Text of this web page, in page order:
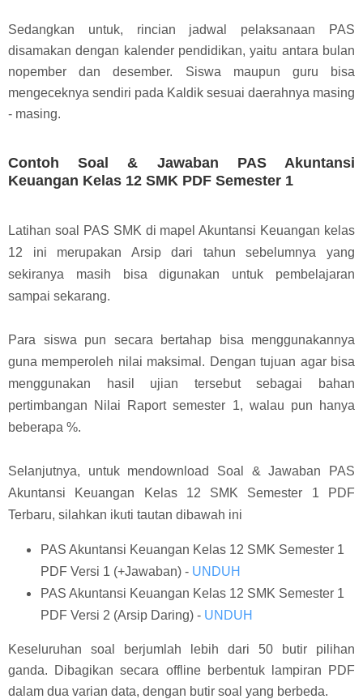
Sedangkan untuk, rincian jadwal pelaksanaan PAS
disamakan dengan kalender pendidikan, yaitu antara bulan
nopember dan desember. Siswa maupun guru bisa
mengeceknya sendiri pada Kaldik sesuai daerahnya masing
- masing.
Contoh Soal & Jawaban PAS Akuntansi
Keuangan Kelas 12 SMK PDF Semester 1
Latihan soal PAS SMK di mapel Akuntansi Keuangan kelas
12 ini merupakan Arsip dari tahun sebelumnya yang
sekiranya masih bisa digunakan untuk pembelajaran
sampai sekarang.
Para siswa pun secara bertahap bisa menggunakannya
guna memperoleh nilai maksimal. Dengan tujuan agar bisa
menggunakan hasil ujian tersebut sebagai bahan
pertimbangan Nilai Raport semester 1, walau pun hanya
beberapa %.
Selanjutnya, untuk mendownload Soal & Jawaban PAS
Akuntansi Keuangan Kelas 12 SMK Semester 1 PDF
Terbaru, silahkan ikuti tautan dibawah ini
PAS Akuntansi Keuangan Kelas 12 SMK Semester 1
PDF Versi 1 (+Jawaban) - UNDUH
PAS Akuntansi Keuangan Kelas 12 SMK Semester 1
PDF Versi 2 (Arsip Daring) - UNDUH
Keseluruhan soal berjumlah lebih dari 50 butir pilihan
ganda. Dibagikan secara offline berbentuk lampiran PDF
dalam dua varian data, dengan butir soal yang berbeda.